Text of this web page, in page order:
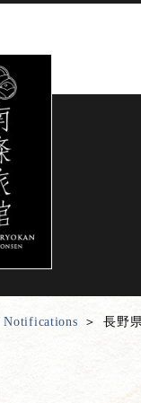
Notifications 長野